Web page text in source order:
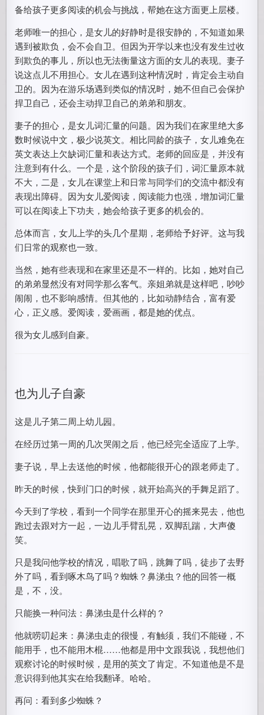
备给孩子更多阅读的机会与挑战，帮她在这方面更上层楼。
老师唯一的担心，是女儿的好静时是很安静的，不知道如果
遇到被欺负，会不会自卫。但因为开学以来也没有发生过收
到欺负的事儿，所以也无法衡量这方面的女儿的表现。妻子
说这点儿不用担心。女儿在遇到这种情况时，肯定会主动自
卫的。因为在游乐场遇到类似的情况时，她不但自己会保护
捍卫自己，还会主动捍卫自己的弟弟和朋友。
妻子的担心，是女儿词汇量的问题。因为我们在家里绝大多
数时候说中文，极少说英文。相比同龄的孩子，女儿难免在
英文表达上欠缺词汇量和表达方式。老师的回应是，并没有
注意到有什么。一个是，这个阶段的孩子们，词汇量原本就
不大，二是，女儿在课堂上和日常与同学们的交流中都没有
表现出障碍。因为女儿爱阅读，阅读能力也强，增加词汇量
可以在阅读上下功夫，她会给孩子更多的机会的。
总体而言，女儿上学的头几个星期，老师给予好评。这与我
们日常的观察也一致。
当然，她有些表现和在家里还是不一样的。比如，她对自己
的弟弟显然没有对同学那么客气。亲姐弟就是这样吧，吵吵
闹闹，也不影响感情。但其他的，比如动静结合，富有爱
心，正义感。爱阅读，爱画画，都是她的优点。
很为女儿感到自豪。
也为儿子自豪
这是儿子第二周上幼儿园。
在经历过第一周的几次哭闹之后，他已经完全适应了上学。
妻子说，早上去送他的时候，他都能很开心的跟老师走了。
昨天的时候，快到门口的时候，就开始高兴的手舞足蹈了。
今天到了学校，看到一个同学在那里开心的摇来晃去，他也
跑过去跟对方一起，一边儿手臂乱晃，双脚乱踹，大声傻
笑。
只是我问他学校的情况，唱歌了吗，跳舞了吗，徒步了去野
外了吗，看到啄木鸟了吗？蜘蛛？鼻涕虫？他的回答一概
是，不，没。
只能换一种问法：鼻涕虫是什么样的？
他就唠叨起来：鼻涕虫走的很慢，有触须，我们不能碰，不
能用手，也不能用木棍……他都是用中文跟我说，我想他们
观察讨论的时候时候，是用的英文了肯定。不知道他是不是
意识得到他其实在给我翻译。哈哈。
再问：看到多少蜘蛛？